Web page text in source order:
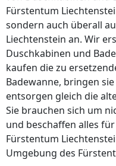
Fürstentum
sondern auch überall
Liechtenstein an. Wir
Duschkabinen und
kaufen die zu
Badewanne, bringen
entsorgen gleich die
Sie brauchen sich um
und beschaffen alles
Fürstentum
Umgebung des